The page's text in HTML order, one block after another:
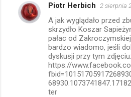
K
o
Piotr Herbich 2 sierpnia
A jak wyglądało przed
skrzydło Koszar
pałac od
bardzo wiadomo, jeśli
dyskusji przy tym zdjęciu:
https://
ter